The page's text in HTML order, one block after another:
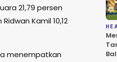
21,79 persen
Kamil 10,12
menempatkan